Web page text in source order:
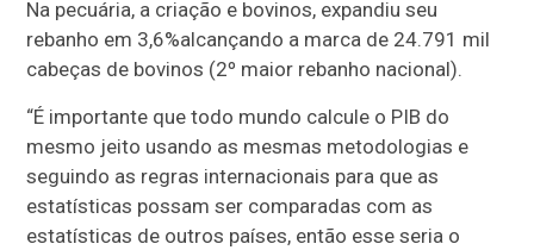
Na pecuária, a criação e bovinos, expandiu seu
rebanho em 3,6%alcançando a marca de 24.791 mil
cabeças de bovinos (2º maior rebanho nacional).
“É importante que todo mundo calcule o PIB do
mesmo jeito usando as mesmas metodologias e
seguindo as regras internacionais para que as
estatísticas possam ser comparadas com as
estatísticas de outros países, então esse seria o